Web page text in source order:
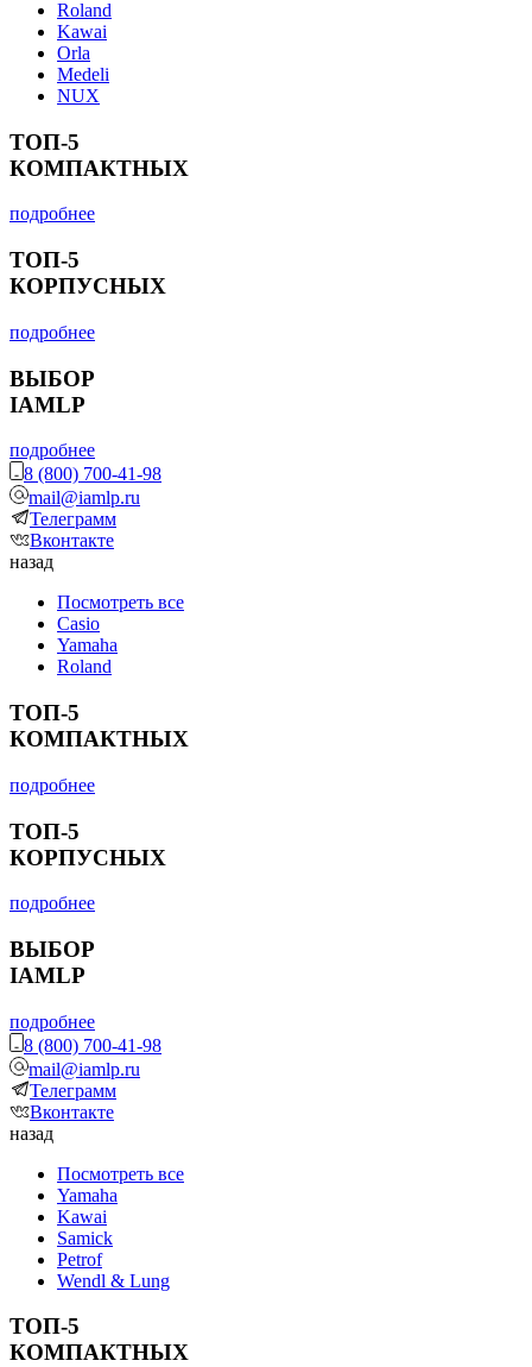
Roland
Kawai
Orla
Medeli
NUX
ТОП-5
КОМПАКТНЫХ
подробнее
ТОП-5
КОРПУСНЫХ
подробнее
ВЫБОР
IAMLP
подробнее
8 (800) 700-41-98
mail@iamlp.ru
Телеграмм
Вконтакте
назад
Посмотреть все
Casio
Yamaha
Roland
ТОП-5
КОМПАКТНЫХ
подробнее
ТОП-5
КОРПУСНЫХ
подробнее
ВЫБОР
IAMLP
подробнее
8 (800) 700-41-98
mail@iamlp.ru
Телеграмм
Вконтакте
назад
Посмотреть все
Yamaha
Kawai
Samick
Petrof
Wendl & Lung
ТОП-5
КОМПАКТНЫХ